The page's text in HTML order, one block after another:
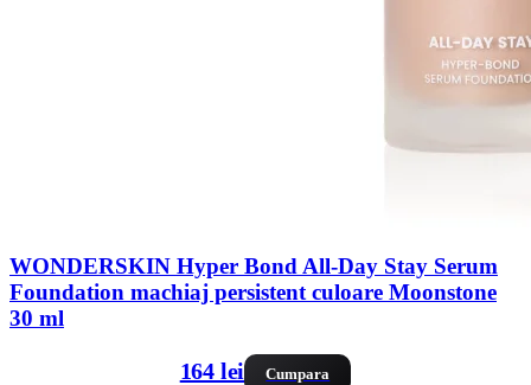
WONDERSKIN Hyper Bond All-Day Stay Serum
Foundation machiaj persistent culoare Moonstone
30 ml
164 lei Cumpara